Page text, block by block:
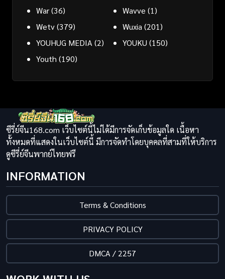
War(36) Wavve (1)
Wetv(379) Wuxia (201)
YOUHUG MEDIA (2) YOUKU (150)
Youth (190)
ซีรี่ย์จีน168.com เว็บไซต์นี้ไม่ได้มีการจัดเก็บข้อมูลใด เนื้อหา
ทั้งหมดที่แสดงในเว็บไซต์นี้ มีการจัดทำโดยบุคคลที่สามที่ให้บริการ
ดูซีรี่ย์จีนพากย์ไทยฟรี
INFORMATION
Terms & Conditions
PRIVACY POLICY
DMCA / 2257